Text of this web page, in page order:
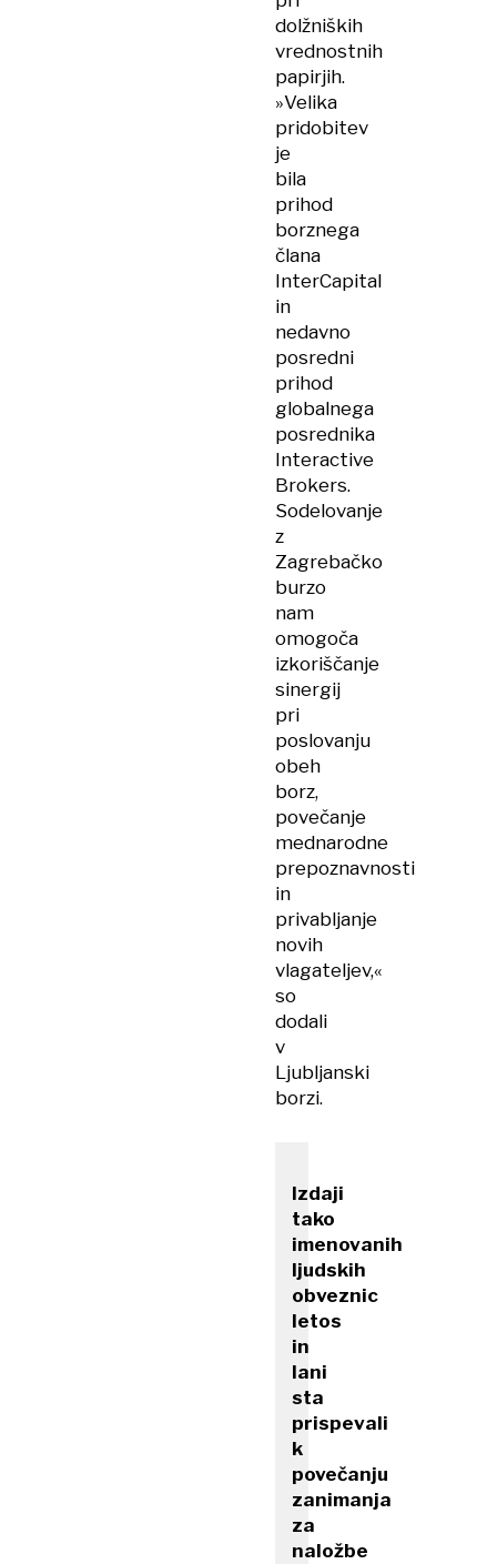
dolžniških
vrednostnih
papirjih.
»Velika
pridobitev
je
bila
prihod
borznega
člana
InterCapital
in
nedavno
posredni
prihod
globalnega
posrednika
Interactive
Brokers.
Sodelovanje
z
Zagrebačko
burzo
nam
omogoča
izkoriščanje
sinergij
pri
poslovanju
obeh
borz,
povečanje
mednarodne
prepoznavnosti
in
privabljanje
novih
vlagateljev,«
so
dodali
v
Ljubljanski
borzi.
Izdaji
tako
imenovanih
ljudskih
obveznic
letos
in
lani
sta
prispevali
k
povečanju
zanimanja
za
naložbe